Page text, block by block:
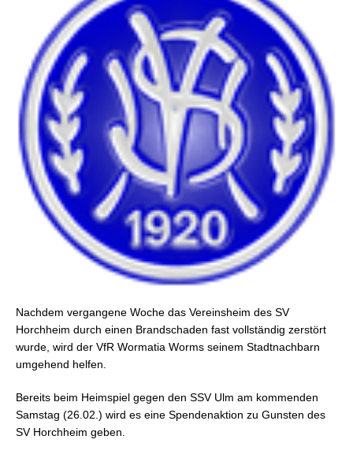
Nachdem vergangene Woche das Vereinsheim des SV
Horchheim durch einen Brandschaden fast vollständig zerstört
wurde, wird der VfR Wormatia Worms seinem Stadtnachbarn
umgehend helfen.
Bereits beim Heimspiel gegen den SSV Ulm am kommenden
Samstag (26.02.) wird es eine Spendenaktion zu Gunsten des
SV Horchheim geben.